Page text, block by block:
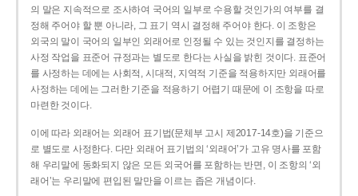
의 말은 지속적으로 조사하여 국어의 일부로 수용할 것인가의 여부를 결
정해 주어야 할 뿐 아니라, 그 표기 역시 결정해 주어야 한다. 이 조항은
외국의 말이 국어의 일부인 외래어로 인정될 수 있는 것인지를 결정하는
사정 작업을 표준어 규정과는 별도로 한다는 사실을 밝힌 것이다. 표준어
를 사정하는 데에는 사회적, 시대적, 지역적 기준을 적용하지만 외래어를
사정하는 데에는 그러한 기준을 적용하기 어렵기 때문에 이 조항을 따로
마련한 것이다.
이에 따라 외래어는 외래어 표기법(문체부 고시 제2017-14호)을 기준으
로 별도로 사정한다. 다만 외래어 표기법의 ‘외래어’가 고유 명사를 포함
해 우리말에 동화되지 않은 모든 외국어를 포함하는 반면, 이 조항의 ‘외
래어’는 우리말에 편입된 말만을 이르는 좁은 개념이다.